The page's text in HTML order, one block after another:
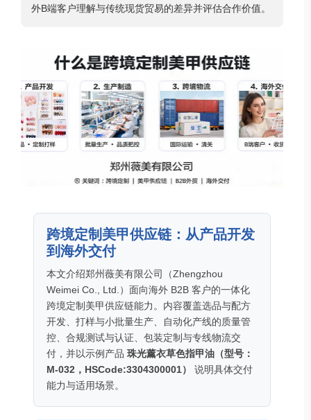
外B端客户理解与传统现货贸易的差异并评估合作价值。
跨境定制美甲供应链：从产品开发
到海外交付
本文介绍郑州薇美有限公司（Zhengzhou
Weimei Co., Ltd.）面向海外 B2B 客户的一体化
跨境定制美甲供应链能力。内容覆盖选品与配方
开发、打样与小批量生产、自动化产线的质量管
控、合规测试与认证、包装定制与专线物流交
付，并以示例产品 珠光薰衣草色指甲油（型号：
M-032，HSCode:3304300001）
说明具体交付
能力与适用场景。